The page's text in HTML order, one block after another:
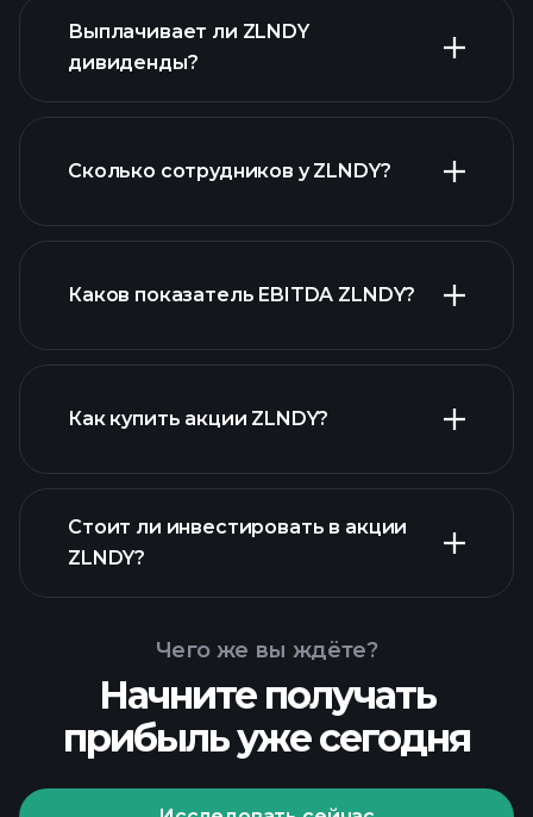
финансовых
финансовых отчетах ZLNDY
Выплачивает ли ZLNDY
дивиденды?
Сколько сотрудников у ZLNDY?
Каков показатель EBITDA ZLNDY?
Как купить акции ZLNDY?
Playtrade
Tournaments
Стоит ли инвестировать в акции
ZLNDY?
Чего же вы ждёте?
Начните получать
прибыль уже сегодня